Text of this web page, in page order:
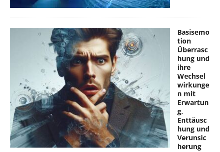
Basisemo
tion
Überrasc
hung und
ihre
Wechsel
wirkunge
n mit
Erwartun
g,
Enttäusc
hung und
Verunsic
herung